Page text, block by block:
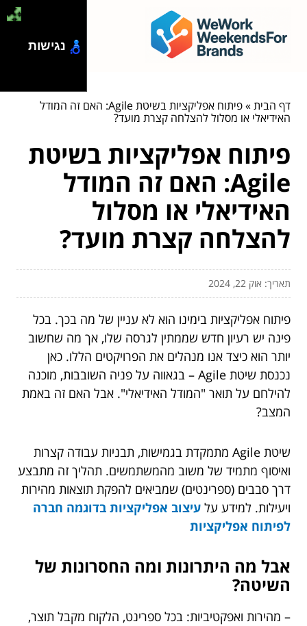
דף הבית»
פיתוח אפליקציות בשיטת Agile: האם זה המודל
האידיאלי או מסלול להצלחה קצרת מועד?
פיתוח אפליקציות בשיטת
Agile: האם זה המודל
האידיאלי או מסלול
להצלחה קצרת מועד?
תאריך: אוק 22, 2024
פיתוח אפליקציות בימינו הוא לא עניין של מה בכך. בכל
פינה יש רעיון חדש שממתין לגרסה שלו, אך מה שחשוב
יותר הוא כיצד אנו מנהלים את הפרויקטים הללו. כאן
נכנסת שיטת Agile – בגאווה על פניה השובבות, מוכנה
להילחם על תואר "המודל האידיאלי". אבל האם זה באמת
המצב?
שיטת Agile מתמקדת בגמישות, תבניות עבודה קצרות
ואיסוף מתמיד של משוב מהמשתמשים. תהליך זה מתבצע
דרך סבבים (ספרינטים) שמביאים להפקת תוצאות מהירות
ויעילות. למידע על עיצוב אפליקציות בדוגמה חברה
לפיתוח אפליקציות
אבל מה היתרונות ומה החסרונות של
השיטה?
– מהירות ואפקטיביות: בכל ספרינט, הלקוח מקבל תוצר,
נגישות